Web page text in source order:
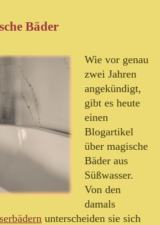
Bäder
Wie vor genau
zwei Jahren
angekündigt,
gibt es heute
einen
Blogartikel
über magische
Bäder aus
Süßwasser.
Von den
damals
unterscheiden sie sich